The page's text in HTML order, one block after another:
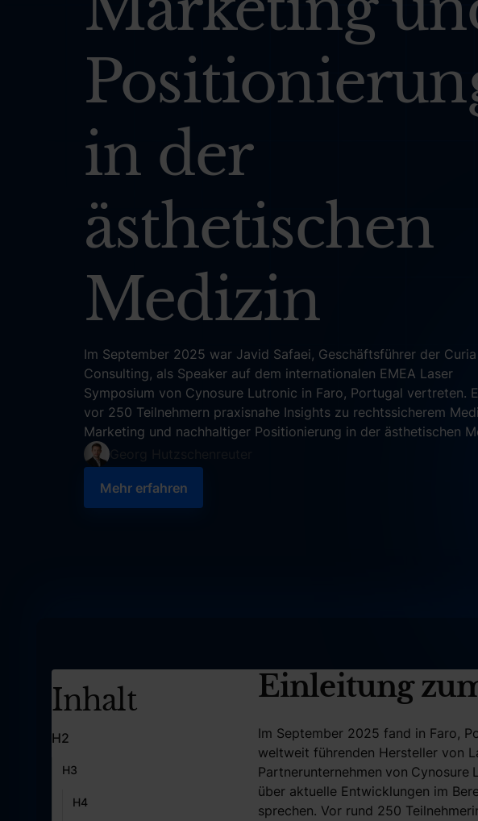
in der
ästhetischen
Medizin
Im September 2025 war Javid Safaei, Geschäftsführer der Curia
Consulting, als Speaker auf dem internationalen EMEA Laser
Symposium von Cynosure Lutronic in Faro, Portugal vertreten.
vor 250 Teilnehmern praxisnahe Insights zu rechtssicherem
Marketing und nachhaltiger Positionierung in der ästhetischen
Mehr erfahren
Inhalt
H2
H3
H4
Einleitung
Im September 2025 fand in Faro,
weltweit führenden Hersteller von
Partnerunternehmen von Cynosure
über aktuelle Entwicklungen im
sprechen. Vor rund 250